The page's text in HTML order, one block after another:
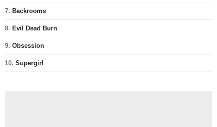
7. Backrooms
8. Evil Dead Burn
9. Obsession
10. Supergirl